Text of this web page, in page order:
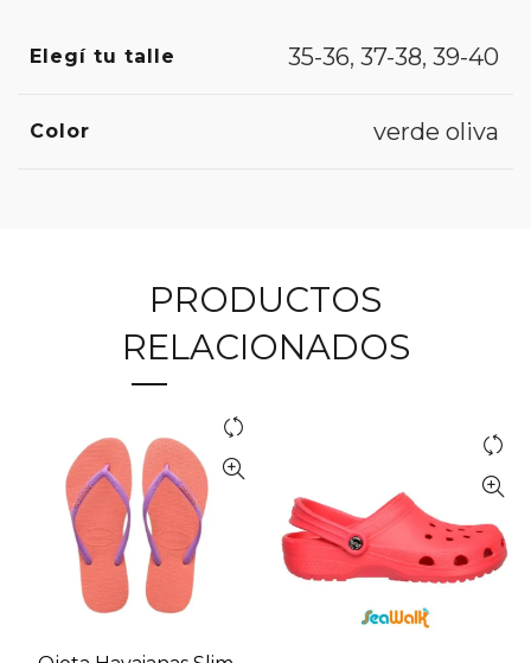
Elegí tu talle 35-36, 37-38, 39-40
Color verde oliva
PRODUCTOS
RELACIONADOS